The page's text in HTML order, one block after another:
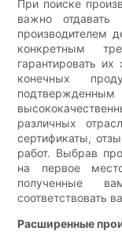
При поиске
важно отдавать
производителем
конкретным
гарантировать
конечных
различных
сертификаты,
работ. Выбрав
на первое
полученные
соответствовать
Расширенные